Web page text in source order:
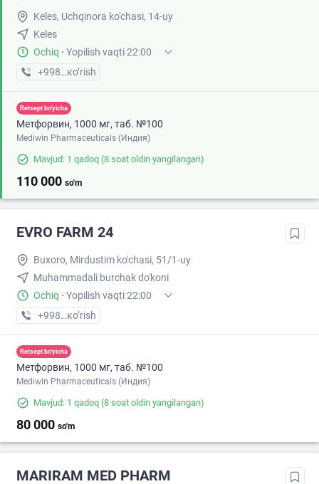
Keles, Uchqinora ko'chasi, 14-uy
Keles
Ochiq · Yopilish vaqti 22:00
+998 (95) XXX-XX-XX
кo’rish
Retsept bo'yicha
Метфорвин, 1000 мг, таб. №100
Mediwin Pharmaceuticals (Индия)
Mavjud: 1 qadoq (8 soat oldin yangilangan)
110 000 so'm
EVRO FARM 24
Buxoro, Mirdustim ko'chasi, 51/1-uy
Muhammadali burchak do'koni
Ochiq · Yopilish vaqti 22:00
+998 (91) XXX-XX-XX
кo’rish
Retsept bo'yicha
Метфорвин, 1000 мг, таб. №100
Mediwin Pharmaceuticals (Индия)
Mavjud: 1 qadoq (8 soat oldin yangilangan)
80 000 so'm
MARIRAM MED PHARM